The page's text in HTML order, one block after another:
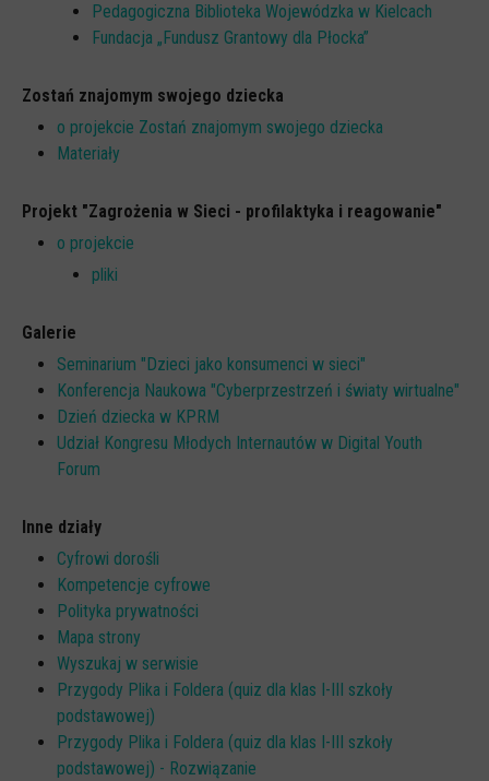
Pedagogiczna Biblioteka Wojewódzka w Kielcach
Fundacja „Fundusz Grantowy dla Płocka”
Zostań znajomym swojego dziecka
o projekcie Zostań znajomym swojego dziecka
Materiały
Projekt "Zagrożenia w Sieci - profilaktyka i reagowanie"
o projekcie
pliki
Galerie
Seminarium "Dzieci jako konsumenci w sieci"
Konferencja Naukowa "Cyberprzestrzeń i światy wirtualne"
Dzień dziecka w KPRM
Udział Kongresu Młodych Internautów w Digital Youth
Forum
Inne działy
Cyfrowi dorośli
Kompetencje cyfrowe
Polityka prywatności
Mapa strony
Wyszukaj w serwisie
Przygody Plika i Foldera (quiz dla klas I-III szkoły
podstawowej)
Przygody Plika i Foldera (quiz dla klas I-III szkoły
podstawowej) - Rozwiązanie